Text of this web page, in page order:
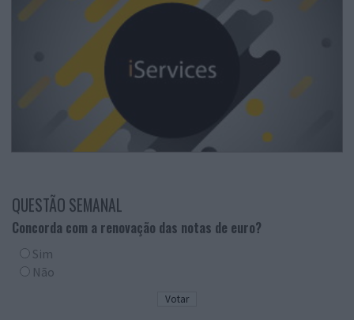
QUESTÃO SEMANAL
Concorda com a renovação das notas de euro?
Sim
Não